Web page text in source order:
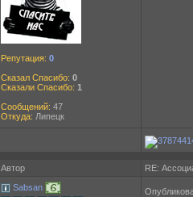
Репутация: 0
Сказал Спасибо: 0
Сказали Спасибо: 1
Сообщений: 47
Откуда: Липецк
Автор
RE:
Sabsan